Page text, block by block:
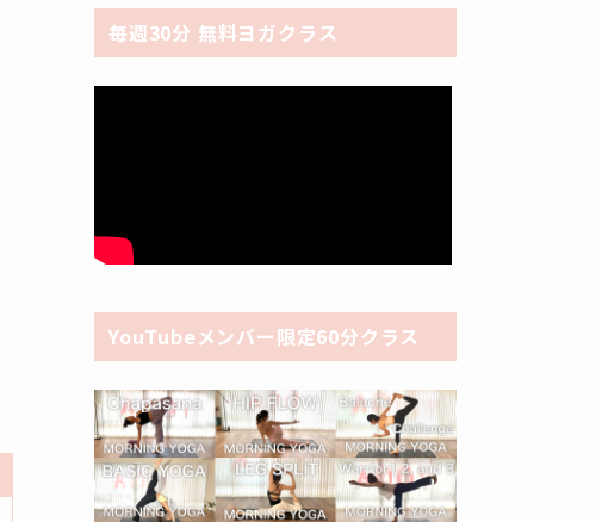
毎週30分 無料ヨガクラス
YouTubeメンバー限定60分クラス